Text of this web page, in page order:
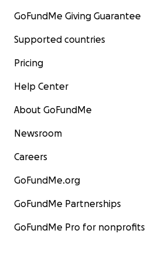
GoFundMe Giving Guarantee
Supported countries
Pricing
Help Center
About GoFundMe
Newsroom
Careers
GoFundMe.org
GoFundMe Partnerships
GoFundMe Pro for nonprofits